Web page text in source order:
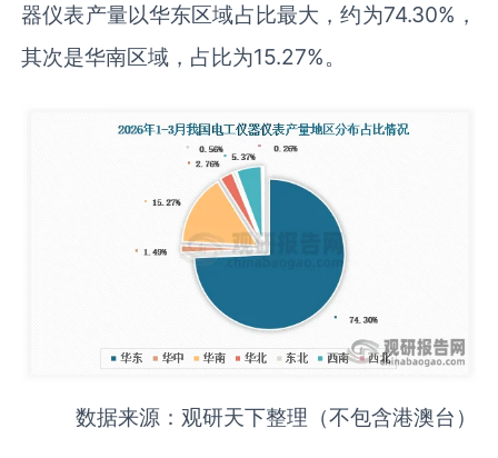
器仪表产量以华东区域占比最大，约为74.30%，
其次是华南区域，占比为15.27%。
数据来源：观研天下整理（不包含港澳台）